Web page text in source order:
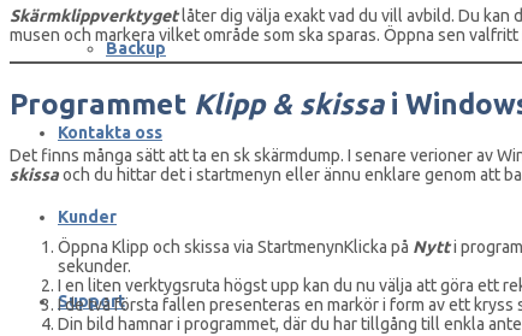
Backup
Kontakta oss
Kunder
Support
Skärmklippverktygetlåter dig välja exakt vad du vill avbild. Du kan
musen och markera vilket område som ska sparas. Öppna sen
Programmet Klipp & skissai
Det finns många sätt att ta en sk skärmdump. I senare verioner av
skissaoch du hittar det i startmenyn eller ännu enklare genom att
Öppna Klipp och skissa via StartmenynKlicka på Nytti
sekunder.
I en liten verktygsruta högst upp kan du nu välja att göra ett
I de två första fallen presenteras en markör i form av ett
Din bild hamnar i programmet, där du har tillgång till enkla